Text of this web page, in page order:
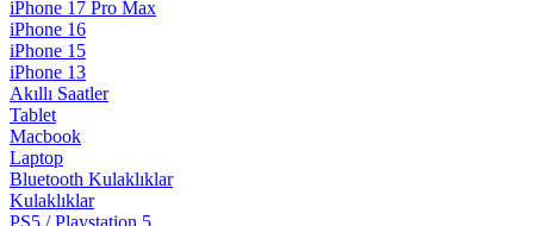
iPhone 17 Pro Max
iPhone 16
iPhone 15
iPhone 13
Akıllı Saatler
Tablet
Macbook
Laptop
Bluetooth Kulaklıklar
Kulaklıklar